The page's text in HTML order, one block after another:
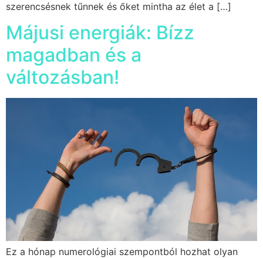
szerencsésnek tűnnek és őket mintha az élet a […]
Májusi energiák: Bízz
magadban és a
változásban!
Ez a hónap numerológiai szempontból hozhat olyan